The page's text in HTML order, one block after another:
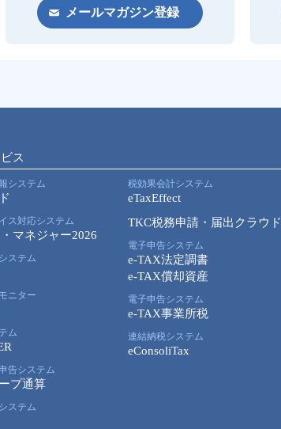
メールマガジン登録
ス
システム
ス対応システム
マネジャー2026
ステム
ニター
ム
告システム
プ通算
ステム
税効果会計システム
eTaxEffect
TKC税務申請・届出クラウド
電子申告システム
e-TAX法定調書
e-TAX償却資産
電子申告システム
e-TAX事業所税
連結納税システム
eConsoliTax